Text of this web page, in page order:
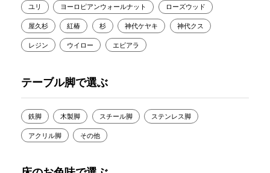
ユリ ヨーロピアンウォールナット ローズウッド
屋久杉 紅椿 杉 神代ケヤキ 神代クス
レジン ウイロー エビアラ
テーブル脚で選ぶ
鉄脚 木製脚 スチール脚 ステンレス脚
アクリル脚 その他